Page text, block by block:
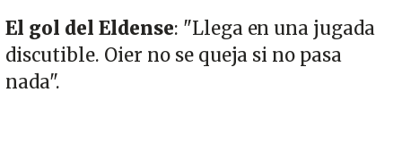
El gol del Eldense: "Llega en una jugada
discutible. Oier no se queja si no pasa
nada".